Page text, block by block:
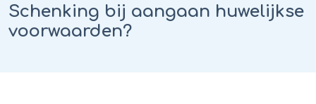
Schenking bij aangaan huwelijkse
voorwaarden?